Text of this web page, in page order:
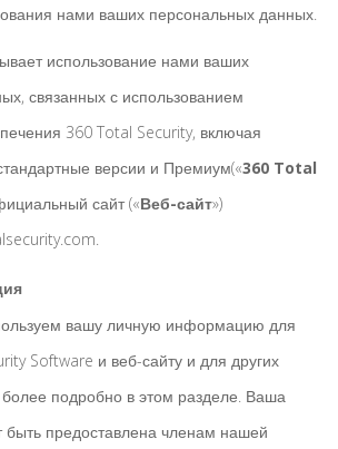
нами ваших персональных данных.
использование нами ваших
связанных с использованием
360 Total Security, включая
версии и Премиум(«360 Total
сайт («Веб-сайт»)
вашу личную информацию для
Software и веб-сайту и для других
подробно в этом разделе. Ваша
предоставлена членам нашей